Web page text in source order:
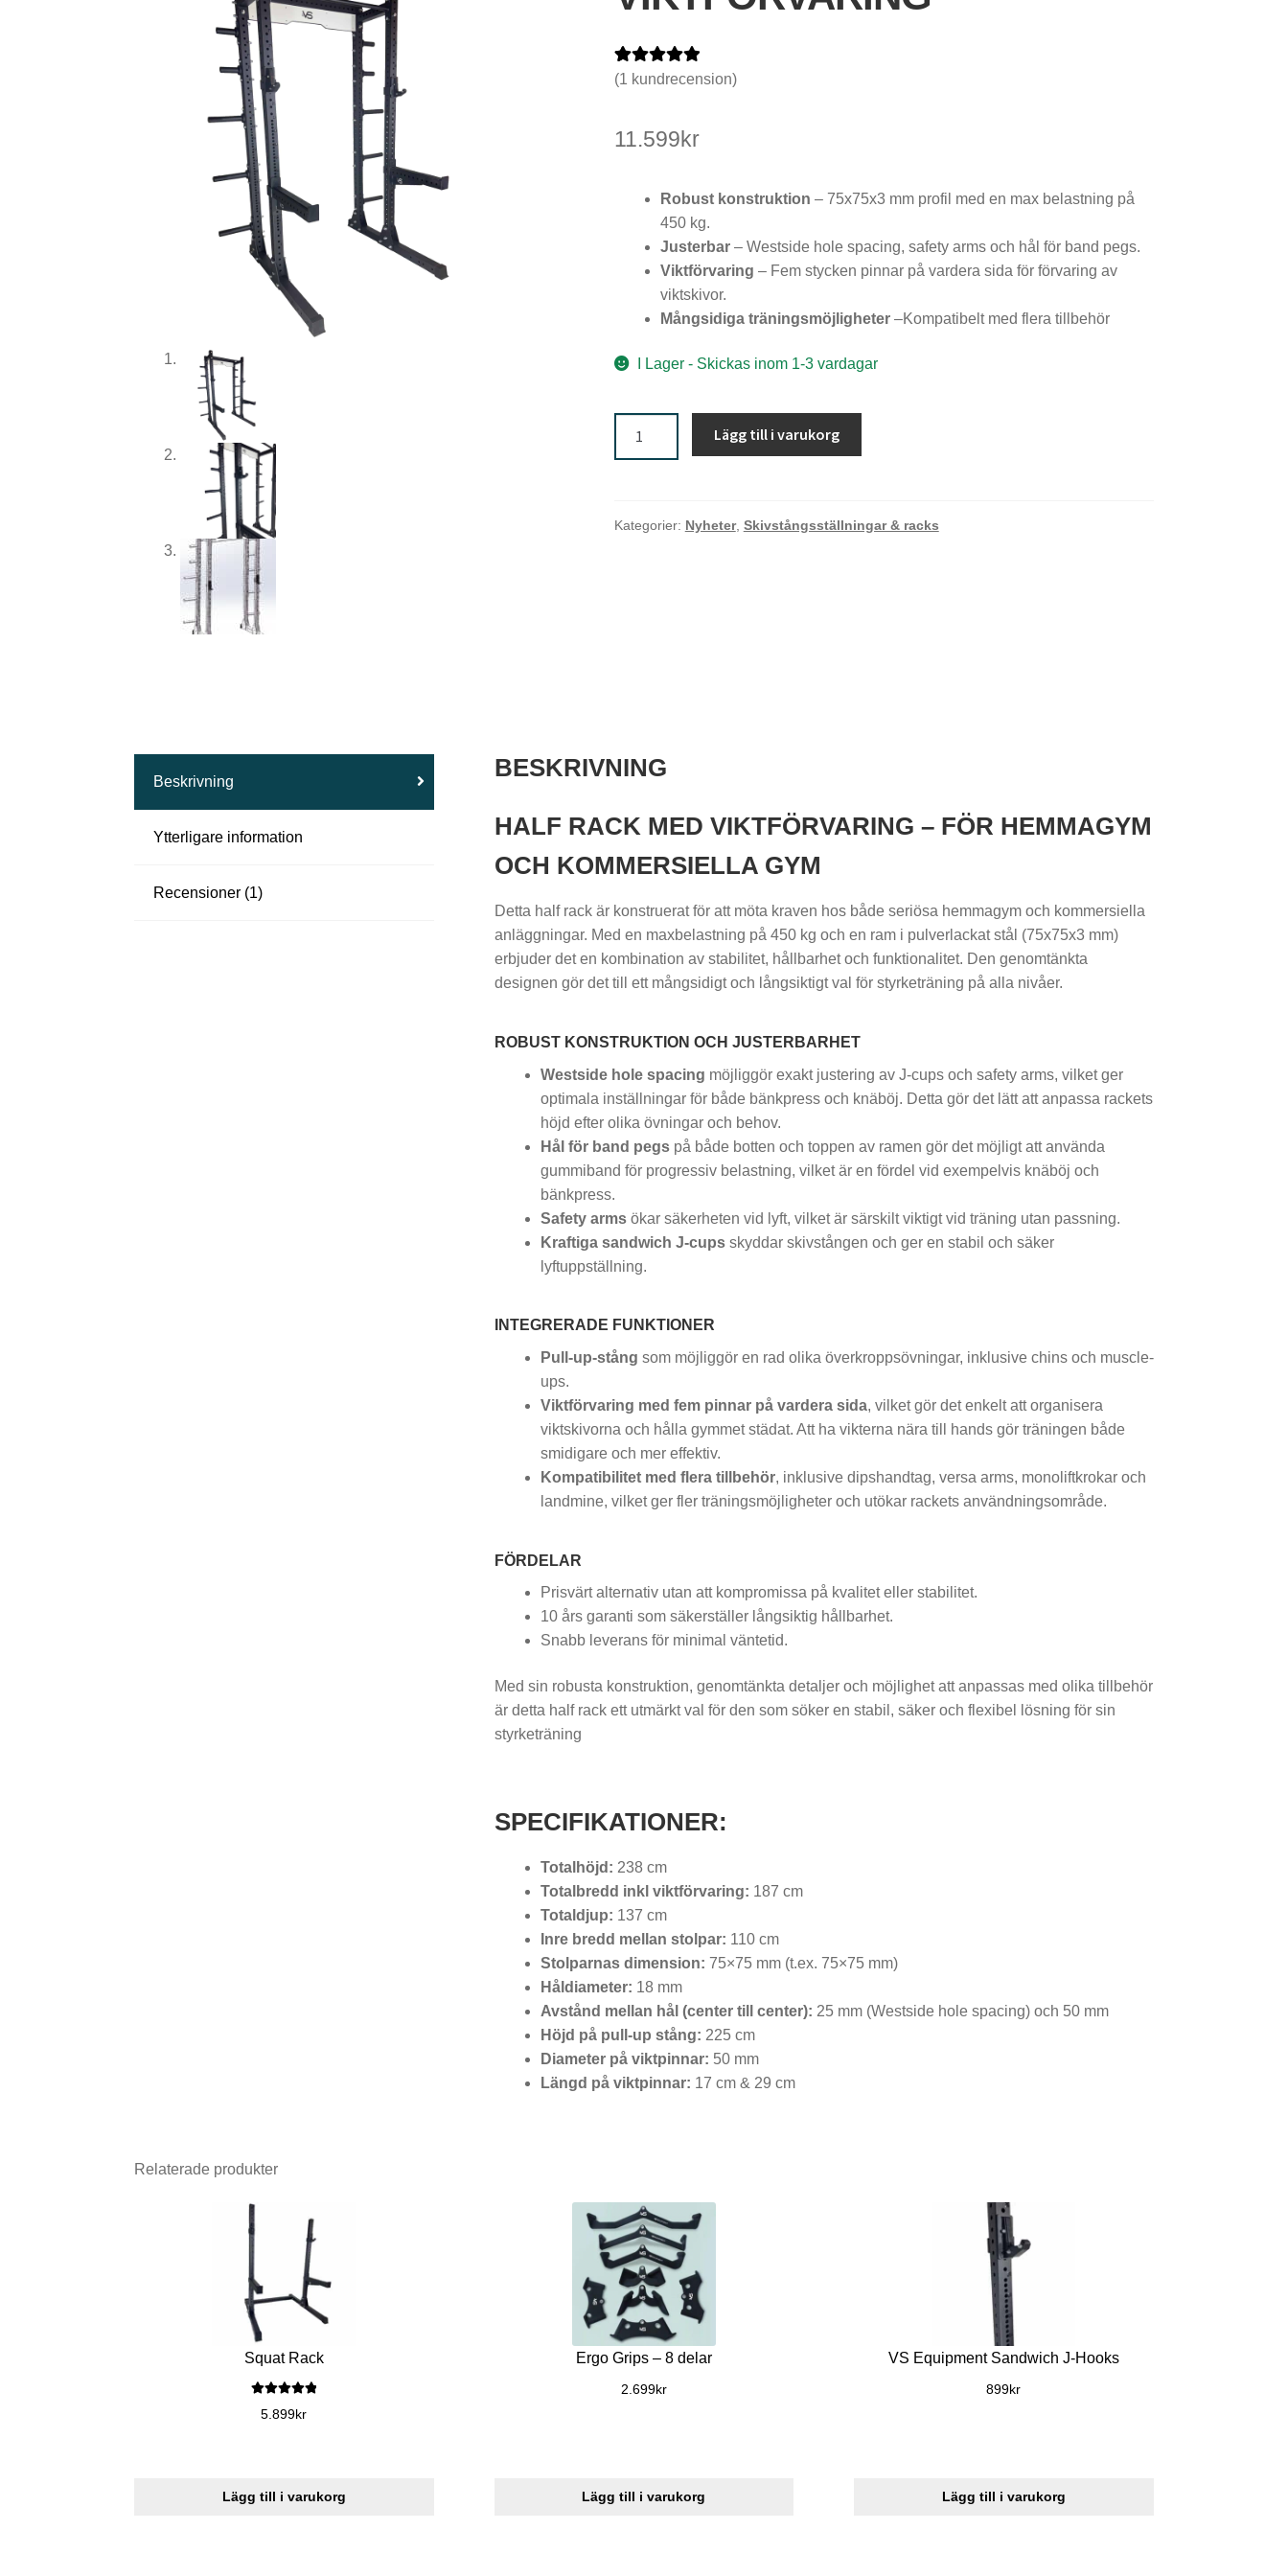
Betygsatt
1
kundrecensio
(1 kundrecension)
11.599kr
Robust konstruktion – 75x75x3 mm profil med en max belastning på
450 kg.
Justerbar– Westside hole spacing, safety arms och hål för band pegs.
Viktförvaring – Fem stycken pinnar på vardera sida för förvaring av
viktskivor.
Mångsidiga träningsmöjligheter–Kompatibelt med flera tillbehör
I Lager - Skickas inom 1-3 vardagar
mängd
Lägg till i varukorg
Kategorier: Nyheter, Skivstångsställningar & racks
Beskrivning
Ytterligare information
Recensioner (1)
BESKRIVNING
HALF RACK MED VIKTFÖRVARING – FÖR HEMMAGYM
OCH KOMMERSIELLA GYM
Detta half rack är konstruerat för att möta kraven hos både seriösa hemmagym och kommersiella
anläggningar. Med en maxbelastning på 450 kg och en ram i pulverlackat stål (75x75x3 mm)
erbjuder det en kombination av stabilitet, hållbarhet och funktionalitet. Den genomtänkta
designen gör det till ett mångsidigt och långsiktigt val för styrketräning på alla nivåer.
ROBUST KONSTRUKTION OCH JUSTERBARHET
Westside hole spacing möjliggör exakt justering av J-cups och safety arms, vilket ger
optimala inställningar för både bänkpress och knäböj. Detta gör det lätt att anpassa rackets
höjd efter olika övningar och behov.
Hål för band pegspå både botten och toppen av ramen gör det möjligt att använda
gummiband för progressiv belastning, vilket är en fördel vid exempelvis knäböj och
bänkpress.
Safety armsökar säkerheten vid lyft, vilket är särskilt viktigt vid träning utan passning.
Kraftiga sandwich J-cupsskyddar skivstången och ger en stabil och säker
lyftuppställning.
INTEGRERADE FUNKTIONER
Pull-up-stång som möjliggör en rad olika överkroppsövningar, inklusive chins och muscle-
ups.
Viktförvaring med fem pinnar på vardera sida, vilket gör det enkelt att organisera
viktskivorna och hålla gymmet städat. Att ha vikterna nära till hands gör träningen både
smidigare och mer effektiv.
Kompatibilitet med flera tillbehör, inklusive dipshandtag, versa arms, monoliftkrokar och
landmine, vilket ger fler träningsmöjligheter och utökar rackets användningsområde.
FÖRDELAR
Prisvärt alternativ utan att kompromissa på kvalitet eller stabilitet.
10 års garanti som säkerställer långsiktig hållbarhet.
Snabb leverans för minimal väntetid.
Med sin robusta konstruktion, genomtänkta detaljer och möjlighet att anpassas med olika tillbehör
är detta half rack ett utmärkt val för den som söker en stabil, säker och flexibel lösning för sin
styrketräning
SPECIFIKATIONER:
Totalhöjd: 238 cm
Totalbredd inkl viktförvaring: 187 cm
Totaldjup: 137 cm
Inre bredd mellan stolpar: 110 cm
Stolparnas dimension: 75×75 mm (t.ex. 75×75 mm)
Håldiameter: 18 mm
Avstånd mellan hål (center till center): 25 mm (Westside hole spacing) och 50 mm
Höjd på pull-up stång: 225 cm
Diameter på viktpinnar: 50 mm
Längd på viktpinnar: 17 cm & 29 cm
Relaterade produkter
Squat Rack
5.899kr
Lägg till i varukorg
Ergo Grips – 8 delar
2.699kr
Lägg till i varukorg
VS Equipment Sandwich J-Hooks
899kr
Lägg till i varukorg